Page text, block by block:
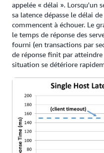
appelée « délai ». Lorsqu'un
sa latence dépasse le délai
commencent à échouer. Le
le temps de réponse des
fourni (en transactions par
de réponse finit par
situation se détériore